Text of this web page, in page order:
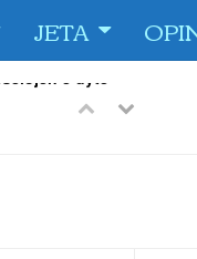
JETA
e dytë
PreviousNext